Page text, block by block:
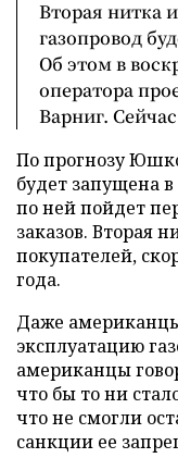
Вторая нитка
газопровод
Об этом в
оператора
Варниг.
По прогнозу
будет запущена
по ней пойдет
заказов. Вторая
покупателей,
года.
Даже
эксплуатацию
американцы
что бы то ни
что не смогли
санкции ее